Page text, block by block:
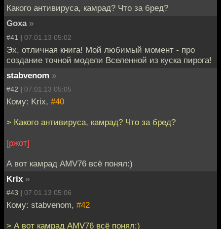
Какого антивируса, камрад? Что за бред?
Goxa »
#41 | 07.01.13 05:02
Эх, отличная книга! Мой любимый момент - про
создание точной модели Вселенной из куска пирога!
stabvenom »
#42 | 07.01.13 05:05
Кому: Krix, #40
> Какого антивируса, камрад? Что за бред?
[ржот]
А вот камрад AMV76 всё понял:)
Krix »
#43 | 07.01.13 05:06
Кому: stabvenom, #42
> А вот камрад AMV76 всё понял:)